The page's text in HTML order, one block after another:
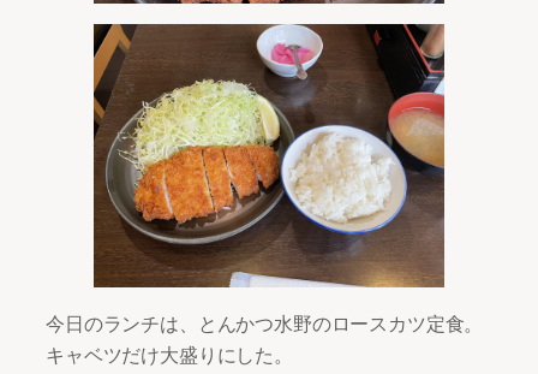
今日のランチは、とんかつ水野のロースカツ定食。
キャベツだけ大盛りにした。